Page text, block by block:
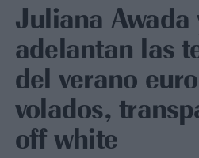
Juliana Awada
adelantan las
del verano
volados,
off white